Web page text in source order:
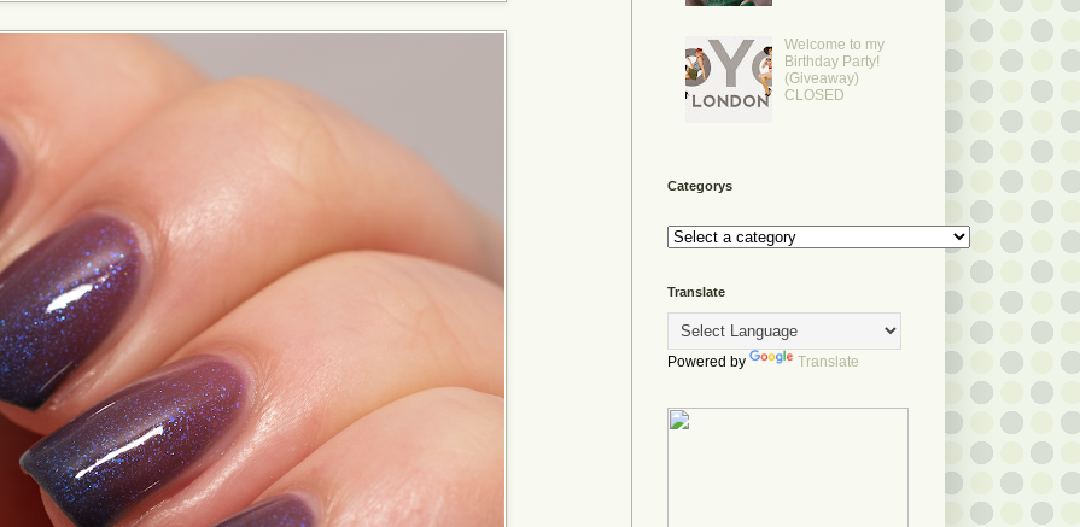
Welcome to my
Birthday Party!
(Giveaway)
CLOSED
Categorys
Translate
Powered by Translate